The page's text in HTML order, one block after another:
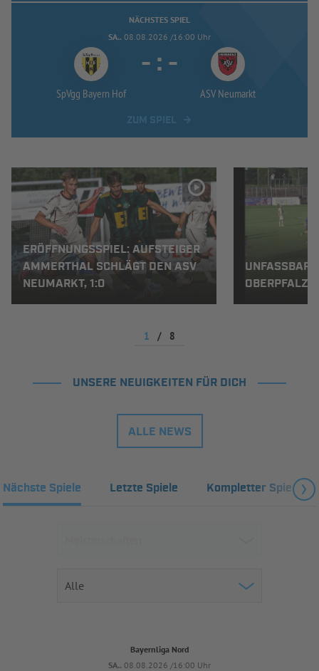
NÄCHSTES SPIEL
SA.. 08.08.2026 /16:00 Uhr
SpVgg Bayern Hof
- : -
ASV Neumarkt
ERÖFFNUNGSSPIEL: AUFSTEIGER
AMMERTHAL SCHLÄGT DEN ASV
NEUMARKT, 1:0
OBERPFALZ-
1 / 8
UNSERE NEUIGKEITEN FÜR DICH
ALLE NEWS
Nächste Spiele Letzte Spiele Kompletter Spielplan
Bayernliga Nord
SA.. 08.08.2026 /16:00 Uhr